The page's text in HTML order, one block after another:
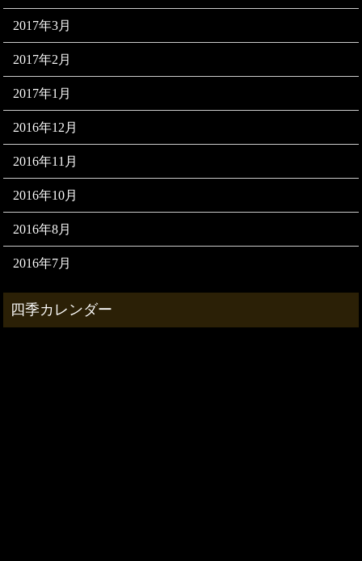
2017年3月
2017年2月
2017年1月
2016年12月
2016年11月
2016年10月
2016年8月
2016年7月